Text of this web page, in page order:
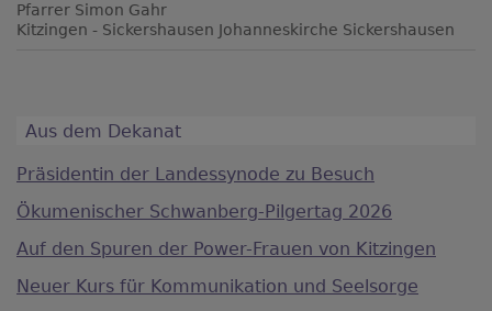
Pfarrer Simon Gahr
Kitzingen - Sickershausen Johanneskirche Sickershausen
Aus dem Dekanat
Präsidentin der Landessynode zu Besuch
Ökumenischer Schwanberg-Pilgertag 2026
Auf den Spuren der Power-Frauen von Kitzingen
Neuer Kurs für Kommunikation und Seelsorge